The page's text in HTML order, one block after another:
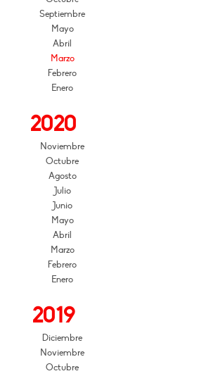
Septiembre
Mayo
Abril
Marzo
Febrero
Enero
2020
Noviembre
Octubre
Agosto
Julio
Junio
Mayo
Abril
Marzo
Febrero
Enero
2019
Diciembre
Noviembre
Octubre